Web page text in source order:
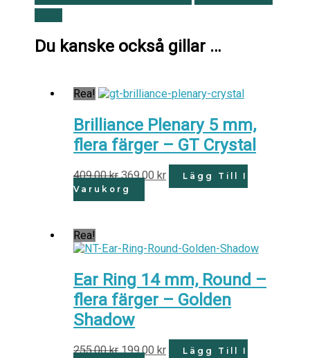
Du kanske också gillar …
Rea!
Brilliance Plenary 5 mm,
flera färger – GT Crystal
409.00kr 369.00 kr
Lägg Till I
Varukorg
Rea!
Ear Ring 14 mm, Round –
flera färger – Golden
Shadow
255.00kr 199.00 kr
Lägg Till I